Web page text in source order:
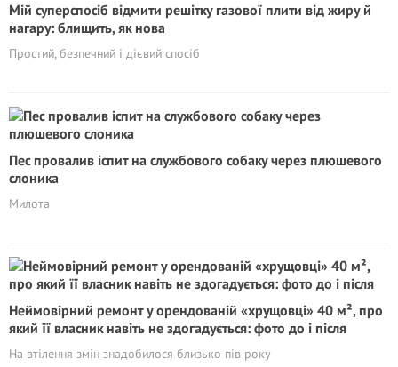
Мій суперспосіб відмити решітку газової плити від жиру й
нагару: блищить, як нова
Простий, безпечний і дієвий спосіб
Пес провалив іспит на службового собаку через плюшевого
слоника
Милота
Неймовірний ремонт у орендованій «хрущовці» 40 м², про
який її власник навіть не здогадується: фото до і після
На втілення змін знадобилося близько пів року